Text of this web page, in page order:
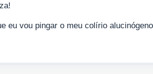
eu vou pingar o meu colírio